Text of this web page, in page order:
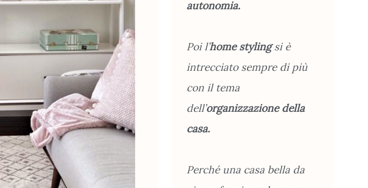
autonomia.
Poi l’home stylingsi è
intrecciato sempre di più
con il tema
dell’organizzazione della
casa.
Perché una casa bella da